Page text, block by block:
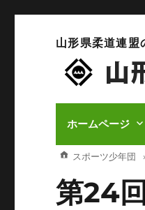
山形県柔道連盟
ホームページ
スポーツ少年団
第24